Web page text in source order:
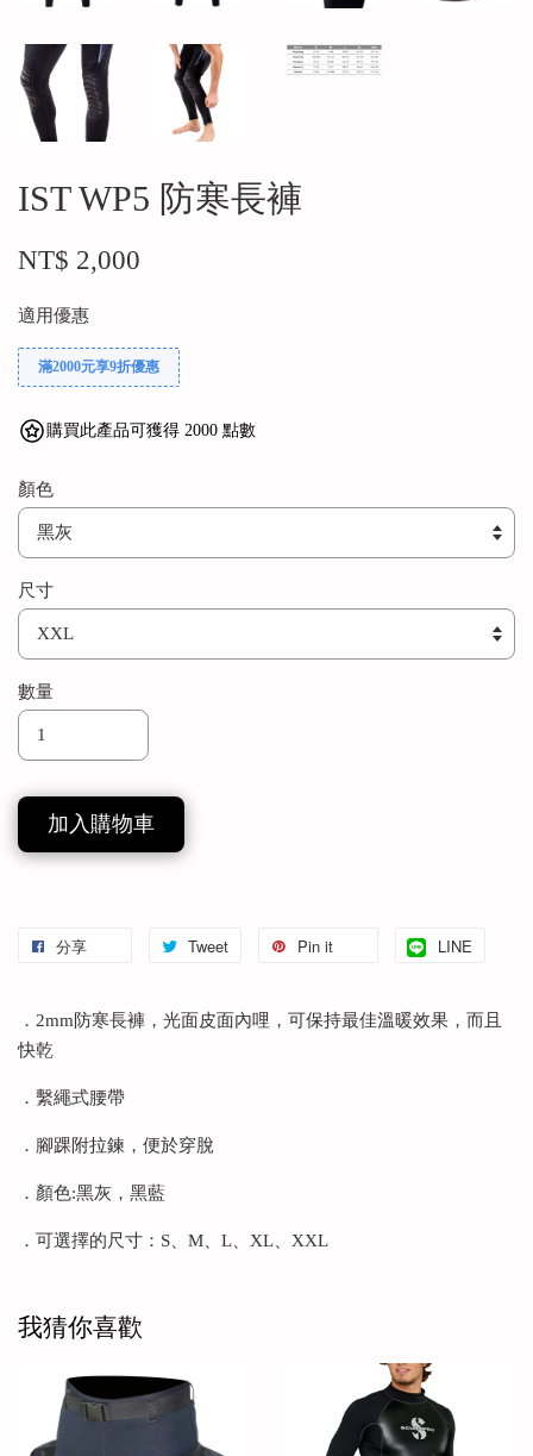
IST WP5 防寒長褲
NT$ 2,000
適用優惠
滿2000元享9折優惠
購買此產品可獲得 2000 點數
顏色
尺寸
數量
加入購物車
分享 Tweet Pin it LINE
．2mm防寒長褲，光面皮面內哩，可保持最佳溫暖效果，而且
快乾
．繫繩式腰帶
．腳踝附拉鍊，便於穿脫
．顏色:黑灰，黑藍
．可選擇的尺寸：S、M、L、XL、XXL
我猜你喜歡